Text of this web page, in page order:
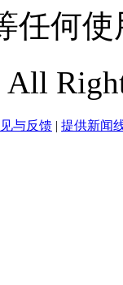
任何使
与反馈 | 提供新闻